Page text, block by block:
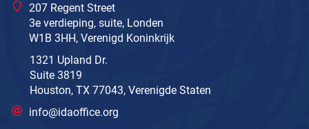
207 Regent Street
3e verdieping, suite, Londen
W1B 3HH, Verenigd Koninkrijk
1321 Upland Dr.
Suite 3819
Houston, TX 77043, Verenigde Staten
info@idaoffice.org